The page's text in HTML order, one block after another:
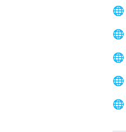
🌐
🌐
🌐
🌐
🌐